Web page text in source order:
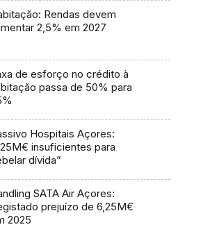
Rendas devem
2,5% em 2027
de esforço no crédito à
passa de 50% para
Hospitais Açores:
insuficientes para
dívida”
SATA Air Açores:
prejuízo de 6,25M€
2025